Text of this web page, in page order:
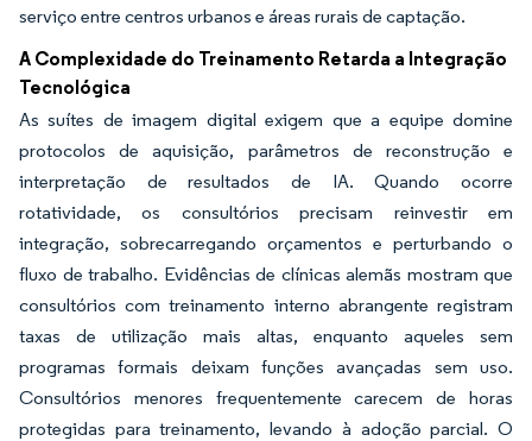
serviço entre centros urbanos e áreas rurais de captação.
A Complexidade do Treinamento Retarda a Integração
Tecnológica
As suítes de imagem digital exigem que a equipe domine
protocolos de aquisição, parâmetros de reconstrução e
interpretação de resultados de IA. Quando ocorre
rotatividade, os consultórios precisam reinvestir em
integração, sobrecarregando orçamentos e perturbando o
fluxo de trabalho. Evidências de clínicas alemãs mostram que
consultórios com treinamento interno abrangente registram
taxas de utilização mais altas, enquanto aqueles sem
programas formais deixam funções avançadas sem uso.
Consultórios menores frequentemente carecem de horas
protegidas para treinamento, levando à adoção parcial. O